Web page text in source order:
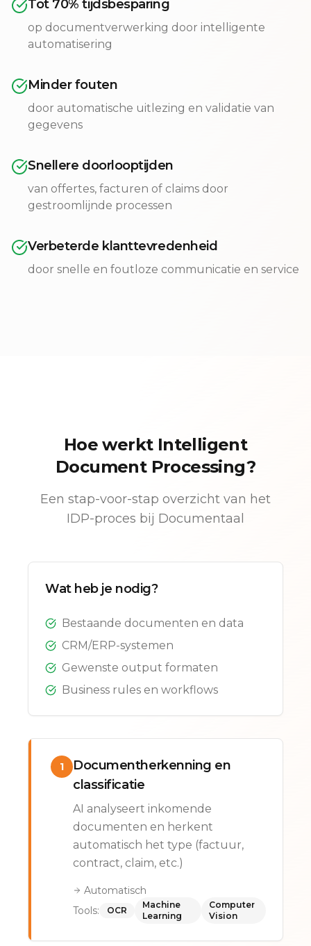
Tot 70% tijdsbesparing
op documentverwerking door intelligente
automatisering
Minder fouten
door automatische uitlezing en validatie van
gegevens
Snellere doorlooptijden
van offertes, facturen of claims door
gestroomlijnde processen
Verbeterde klanttevredenheid
door snelle en foutloze communicatie en service
Hoe werkt Intelligent
Document Processing?
Een stap-voor-stap overzicht van het
IDP-proces bij Documentaal
Wat heb je nodig?
Bestaande documenten en data
CRM/ERP-systemen
Gewenste output formaten
Business rules en workflows
1
Documentherkenning en
classificatie
AI analyseert inkomende
documenten en herkent
automatisch het type (factuur,
contract, claim, etc.)
Automatisch
Tools:
OCR
Machine
Learning
Computer
Vision